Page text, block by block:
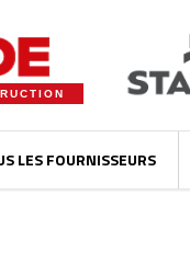
LES FOURNISSEURS